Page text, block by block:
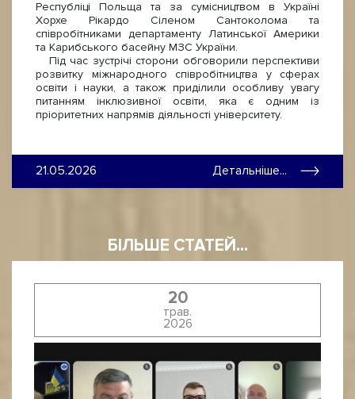
Республіці Польща та за сумісництвом в Україні
Хорхе Рікардо Сіленом Сантоколома та
співробітниками департаменту Латинської Америки
та Карибського басейну МЗС України.
Під час зустрічі сторони обговорили перспективи
розвитку міжнародного співробітництва у сферах
освіти і науки, а також приділили особливу увагу
питанням інклюзивної освіти, яка є одним із
пріоритетних напрямів діяльності університету.
21.05.2026 Детальніше...
БІЛЬШЕ СТАТЕЙ...
20
трав.
2026